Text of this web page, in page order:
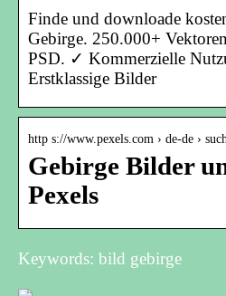
Finde und downloade
Gebirge. 250.000+
PSD. ✓ Kommerzielle
Erstklassige Bilder
http s://www.pexels.com › de-de ›
Gebirge Bilder
Pexels
Keywords: bild gebirge